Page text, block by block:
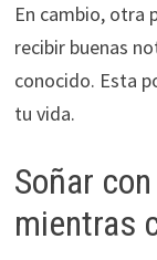
En cambio, otra
recibir buenas
conocido. Esta
tu vida.
Soñar
mientras